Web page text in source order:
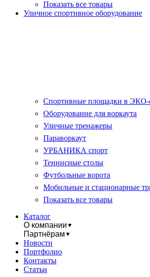
Показать все товары
Уличное спортивное оборудование
Спортивные площадки в ЭКО-
Оборудование для воркаута
Уличные тренажеры
Параворкаут
УРБАНИКА спорт
Теннисные столы
Футбольные ворота
Мобильные и стационарные
Показать все товары
Каталог
О компании ▼
Партнёрам ▼
Новости
Портфолио
Контакты
Статьи